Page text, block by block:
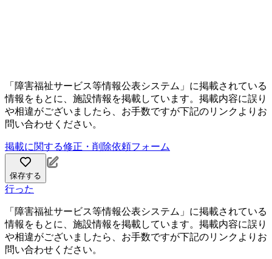
「障害福祉サービス等情報公表システム」に掲載されている
情報をもとに、施設情報を掲載しています。掲載内容に誤り
や相違がございましたら、お手数ですが下記のリンクよりお
問い合わせください。
掲載に関する修正・削除依頼フォーム
保存する
行った
「障害福祉サービス等情報公表システム」に掲載されている
情報をもとに、施設情報を掲載しています。掲載内容に誤り
や相違がございましたら、お手数ですが下記のリンクよりお
問い合わせください。